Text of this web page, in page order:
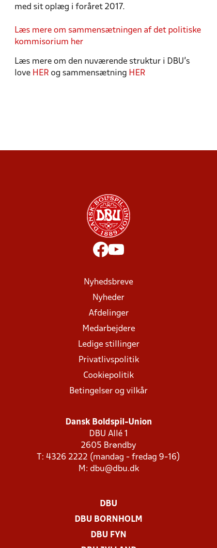
med sit oplæg i foråret 2017.
Læs mere om sammensætningen af det politiske
kommisorium her
Læs mere om den nuværende struktur i DBU's
love HER og sammensætning HER
Nyhedsbreve
Nyheder
Afdelinger
Medarbejdere
Ledige stillinger
Privatlivspolitik
Cookiepolitik
Betingelser og vilkår
Dansk Boldspil-Union
DBU Allé 1
2605 Brøndby
T: 4326 2222 (mandag - fredag 9-16)
M: dbu@dbu.dk
DBU
DBU BORNHOLM
DBU FYN